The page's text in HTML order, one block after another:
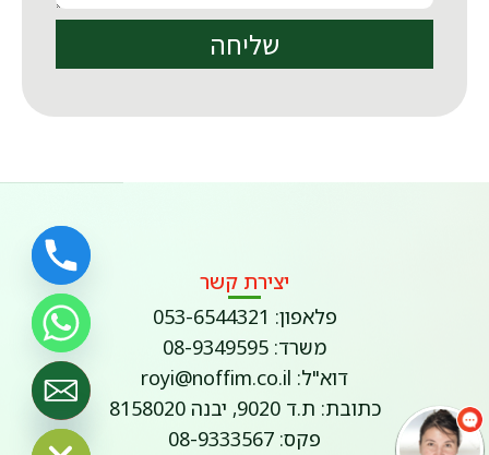
שליחה
יצירת קשר
פלאפון: 053-6544321
משרד: 08-9349595
דוא"ל: royi@noffim.co.il
כתובת: ת.ד 9020, יבנה 8158020
פקס: 08-9333567
Hide chaty